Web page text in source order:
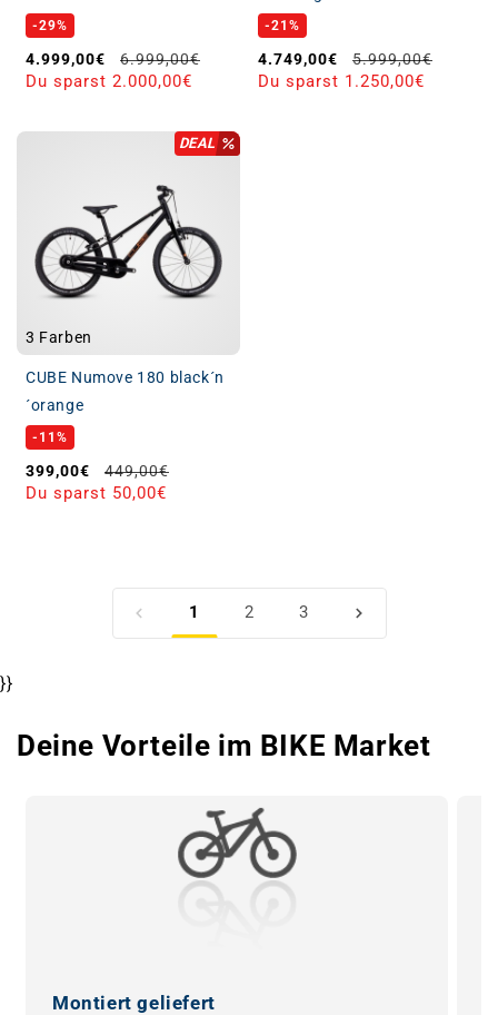
-29%
Verkaufspreis
4.999,00€ Normaler Preis
6.999,00€
Du sparst 2.000,00€
-21%
Verkaufspreis
4.749,00€ Normaler Preis
5.999,00€
Du sparst 1.250,00€
DEAL
3 Farben
CUBE Numove 180 black´n
´orange
-11%
Verkaufspreis
399,00€ Normaler Preis
449,00€
Du sparst 50,00€
1 2 3
}}
Deine Vorteile im BIKE Market
Montiert geliefert